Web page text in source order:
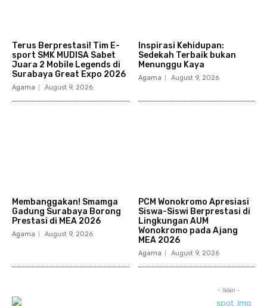
Terus Berprestasi! Tim E-
sport SMK MUDISA Sabet
Juara 2 Mobile Legends di
Surabaya Great Expo 2026
Agama August 9, 2026
Inspirasi Kehidupan:
Sedekah Terbaik bukan
Menunggu Kaya
Agama August 9, 2026
Membanggakan! Smamga
Gadung Surabaya Borong
Prestasi di MEA 2026
Agama August 9, 2026
PCM Wonokromo Apresiasi
Siswa-Siswi Berprestasi di
Lingkungan AUM
Wonokromo pada Ajang
MEA 2026
Agama August 9, 2026
- Iklan -